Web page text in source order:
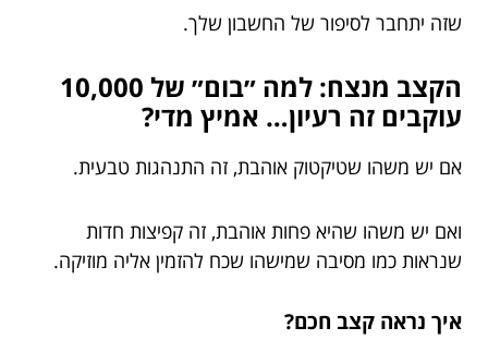
שזה יתחבר לסיפור של החשבון שלך.
הקצב מנצח: למה ״בום״ של 10,000
עוקבים זה רעיון… אמיץ מדי?
אם יש משהו שטיקטוק אוהבת, זה התנהגות טבעית.
ואם יש משהו שהיא פחות אוהבת, זה קפיצות חדות
שנראות כמו מסיבה שמישהו שכח להזמין אליה מוזיקה.
איך נראה קצב חכם?